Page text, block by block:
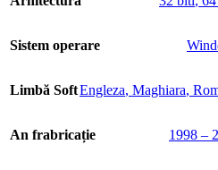
Sistem operare
Limbă SoftEngleza, Maghiara,
An frabricație 1998 –